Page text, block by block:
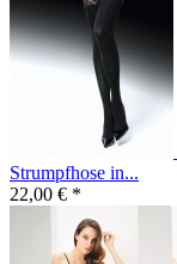
Strumpfhose in...
22,00 € *